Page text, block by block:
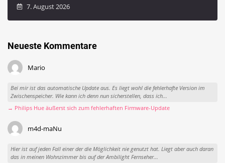
7. August 2026
Neueste Kommentare
Mario
Bei mir ist das automatische Update aus. Es liegt wohl die fehlerhafte Version im
Zwischenspeicher. Wie kann ich denn nun sicherstellen, dass ich...
→ Philips Hue äußerst sich zum fehlerhaften Firmware-Update
m4d-maNu
Hier ist auf jeden Fall einer der die Möglichkeit nie genutzt hat. Liegt aber auch daran
das in meinen Wohnzimmer bis auf der Ambilight Fernseher...